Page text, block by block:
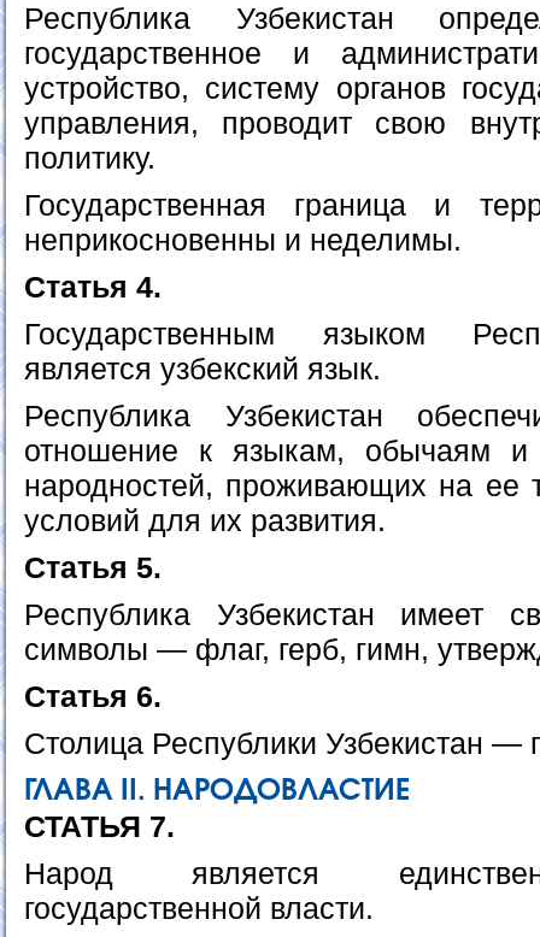
Республика Узбекистан
государственное и
устройство, систему органов
управления, проводит свою
политику.
Государственная граница и
неприкосновенны и неделимы.
Статья 4.
Государственным языком
является узбекский язык.
Республика Узбекистан
отношение к языкам, обычаям
народностей, проживающих на ее
условий для их развития.
Статья 5.
Республика Узбекистан имеет
символы — флаг, герб, гимн,
Статья 6.
Столица Республики Узбекистан —
ГЛАВА II. НАРОДОВЛАСТИЕ
СТАТЬЯ 7.
Народ является
государственной власти.